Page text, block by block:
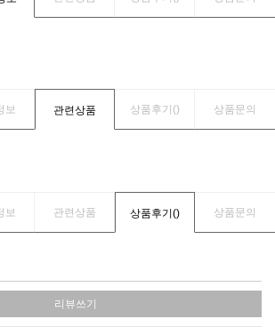
보 관련상품 상품후기() 상품문의
보 관련상품 상품후기() 상품문의
리뷰쓰기